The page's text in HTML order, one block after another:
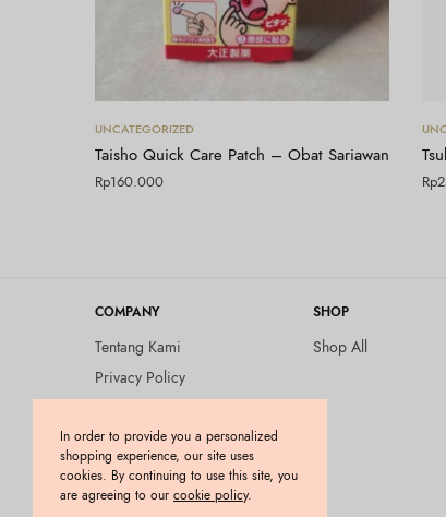
Tambah ke keranjang
UNCATEGORIZED
Taisho Quick Care Patch – Obat Sariawan
Rp160.000 Rp
COMPANY
Tentang Kami
Privacy Policy
Kebijakan Pengembalian
Barang (Return Policy)
Blog
SHOP
Shop All
In order to provide you a personalized
shopping experience, our site uses
cookies. By continuing to use this site, you
are agreeing to ourcookie policy.